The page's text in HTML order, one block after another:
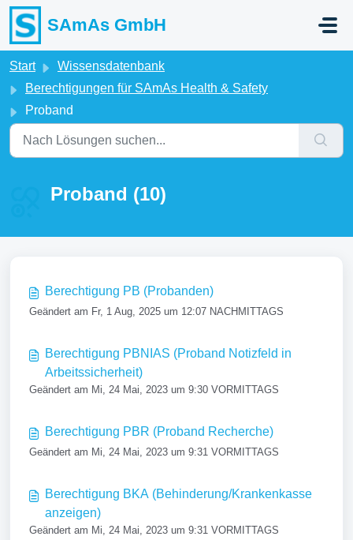
Zum hauptsächlichen Inhalt gehen
SAmAs GmbH
Start
Wissensdatenbank
Berechtigungen für SAmAs Health & Safety
Proband
Proband (10)
Berechtigung PB (Probanden)
Geändert am Fr, 1 Aug, 2025 um 12:07 NACHMITTAGS
Berechtigung PBNIAS (Proband Notizfeld in
Arbeitssicherheit)
Geändert am Mi, 24 Mai, 2023 um 9:30 VORMITTAGS
Berechtigung PBR (Proband Recherche)
Geändert am Mi, 24 Mai, 2023 um 9:31 VORMITTAGS
Berechtigung BKA (Behinderung/Krankenkasse
anzeigen)
Geändert am Mi, 24 Mai, 2023 um 9:31 VORMITTAGS